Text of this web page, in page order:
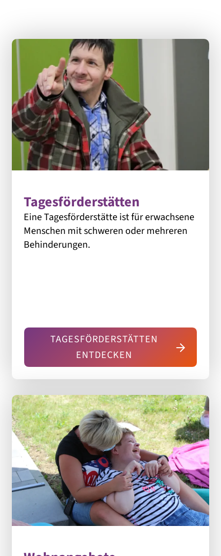
Tagesförderstätten
Eine Tagesförderstätte ist für erwachsene
Menschen mit schweren oder mehreren
Behinderungen.
TAGESFÖRDERSTÄTTEN
ENTDECKEN